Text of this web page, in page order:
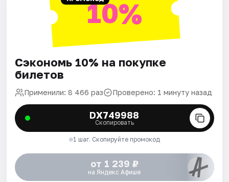
10%
Сэкономь 10% на покупке
билетов
Применили: 8 466 раз Проверено: 1 минуту назад
DX749988
Скопировать
1 шаг. Скопируйте промокод
от 1 239 ₽
на Яндекс Афише